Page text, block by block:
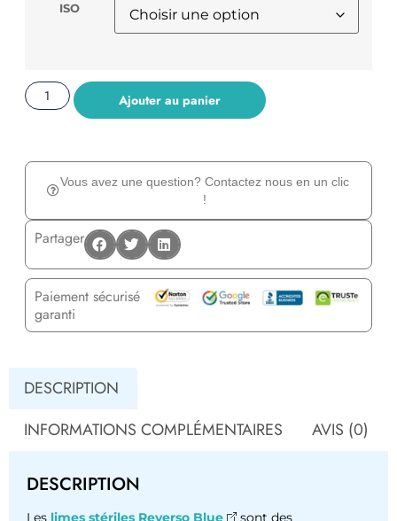
ISO
Ajouter au panier
Vous avez une question? Contactez nous en un clic
!
Partager
Paiement sécurisé
garanti
DESCRIPTION
INFORMATIONS COMPLÉMENTAIRES
AVIS (0)
DESCRIPTION
Les limes stériles Reverso Blue sont des